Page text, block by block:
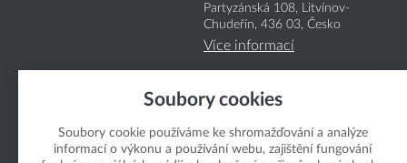
Partyzánská 108, Litvínov-
Chudeřín, 436 03, Česko
Více informací
Soubory cookies
Soubory cookie používáme ke shromažďování a analýze
informací o výkonu a používání webu, zajištění fungování